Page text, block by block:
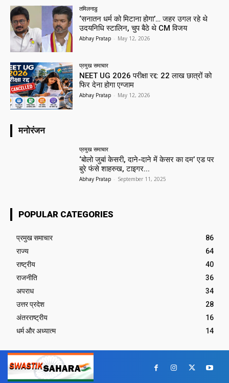
तमिलनाडु
‘सनातन धर्म को मिटाना होगा’… जहर उगल रहे थे
उदयनिधि स्टालिन, चुप बैठे थे CM विजय
Abhay Pratap - May 12, 2026
प्रमुख समाचार‎
NEET UG 2026 परीक्षा रद्द: 22 लाख छात्रों को
फिर देना होगा एग्जाम
Abhay Pratap - May 12, 2026
मनोरंजन
प्रमुख समाचार‎
‘बोलो जुबां केसरी, दाने-दाने में केसर का दम’ एड पर
बुरे फंसे शाहरुख, टाइगर...
Abhay Pratap - September 11, 2025
POPULAR CATEGORIES
प्रमुख समाचार‎
86
राज्य
64
राष्ट्रीय
40
राजनीति
36
अपराध
34
उत्तर प्रदेश
28
अंतरराष्ट्रीय
16
धर्म और अध्यात्म
14